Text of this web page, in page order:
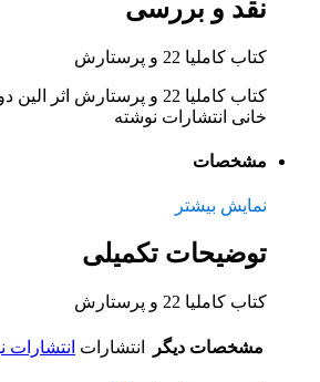
نقد و بررسی
کتاب کاملیا 22 و پرستارش
کتاب کاملیا 22 و پرستارش
خانی انتشارات نوشته
مشخصات
نمایش بیشتر
توضیحات تکمیلی
کتاب کاملیا 22 و پرستارش
مشخصات دیگر انتشارات انتشارات